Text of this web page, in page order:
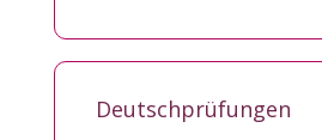
Deutschprüfungen